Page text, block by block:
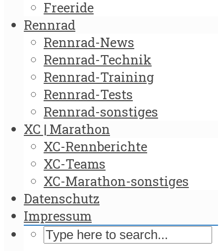
Freeride
Rennrad
Rennrad-News
Rennrad-Technik
Rennrad-Training
Rennrad-Tests
Rennrad-sonstiges
XC | Marathon
XC-Rennberichte
XC-Teams
XC-Marathon-sonstiges
Datenschutz
Impressum